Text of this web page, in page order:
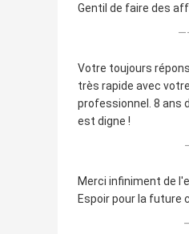
Gentil de faire des
Votre toujours
très rapide avec
professionnel. 8 ans
est digne !
Merci infiniment de
Espoir pour la future